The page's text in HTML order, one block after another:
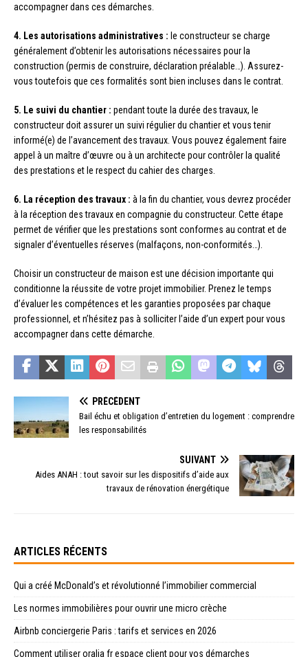
accompagner dans ces démarches.
4. Les autorisations administratives : le constructeur se charge
généralement d’obtenir les autorisations nécessaires pour la
construction (permis de construire, déclaration préalable…). Assurez-
vous toutefois que ces formalités sont bien incluses dans le contrat.
5. Le suivi du chantier : pendant toute la durée des travaux, le
constructeur doit assurer un suivi régulier du chantier et vous tenir
informé(e) de l’avancement des travaux. Vous pouvez également faire
appel à un maître d’œuvre ou à un architecte pour contrôler la qualité
des prestations et le respect du cahier des charges.
6. La réception des travaux : à la fin du chantier, vous devrez procéder
à la réception des travaux en compagnie du constructeur. Cette étape
permet de vérifier que les prestations sont conformes au contrat et de
signaler d’éventuelles réserves (malfaçons, non-conformités…).
Choisir un constructeur de maison est une décision importante qui
conditionne la réussite de votre projet immobilier. Prenez le temps
d’évaluer les compétences et les garanties proposées par chaque
professionnel, et n’hésitez pas à solliciter l’aide d’un expert pour vous
accompagner dans cette démarche.
PRÉCÉDENT
Bail échu et obligation d’entretien du logement : comprendre
les responsabilités
SUIVANT
Aides ANAH : tout savoir sur les dispositifs d’aide aux
travaux de rénovation énergétique
ARTICLES RÉCENTS
Qui a créé McDonald’s et révolutionné l’immobilier commercial
Les normes immobilières pour ouvrir une micro crèche
Airbnb conciergerie Paris : tarifs et services en 2026
Comment utiliser oralia fr espace client pour vos démarches